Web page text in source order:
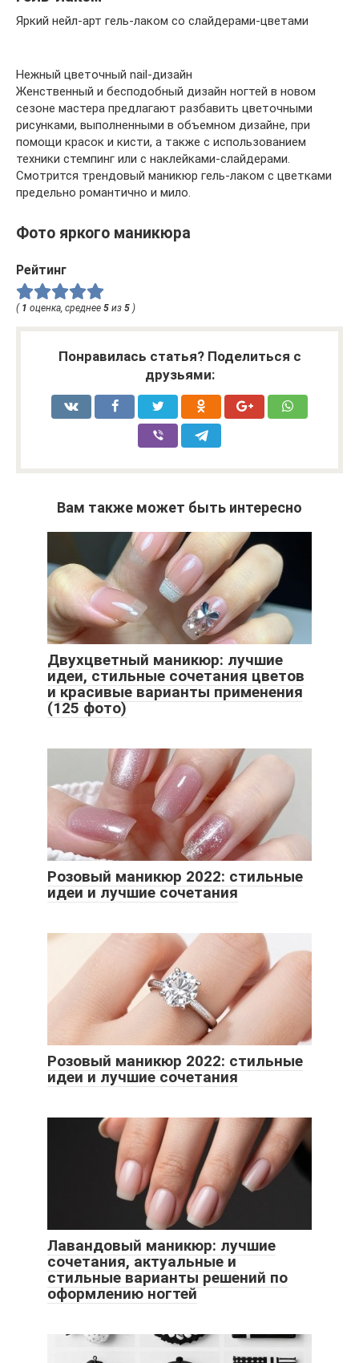
Яркий нейл-арт гель-лаком со слайдерами-цветами
Нежный цветочный nail-дизайн
Женственный и бесподобный дизайн ногтей в новом
сезоне мастера предлагают разбавить цветочными
рисунками, выполненными в объемном дизайне, при
помощи красок и кисти, а также с использованием
техники стемпинг или с наклейками-слайдерами.
Смотрится трендовый маникюр гель-лаком с цветками
предельно романтично и мило.
Фото яркого маникюра
Рейтинг
( 1 оценка, среднее 5 из 5 )
Понравилась статья? Поделиться с
друзьями:
Вам также может быть интересно
Двухцветный маникюр: лучшие
идеи, стильные сочетания цветов
и красивые варианты применения
(125 фото)
Розовый маникюр 2022: стильные
идеи и лучшие сочетания
Розовый маникюр 2022: стильные
идеи и лучшие сочетания
Лавандовый маникюр: лучшие
сочетания, актуальные и
стильные варианты решений по
оформлению ногтей